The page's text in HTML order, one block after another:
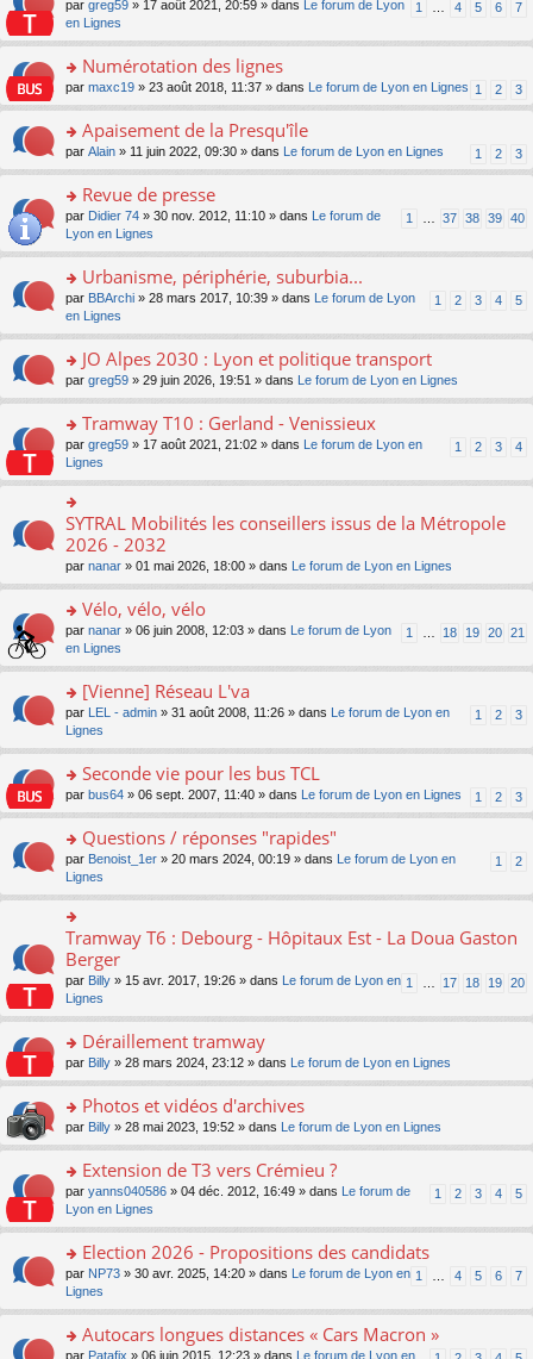
e
nt
u
c
e
nt
o
n
lu
le
u
ré
c
e
a
n
o
n
lu
pl
s
ré
e
le
m
e
s
s
e
n
o
n
le
pl
s
ré
c
e
o
n
s
er
le
m
e
s
g
e
n
o
n
le
s
ré
c
nt
1 4 5 6 7
par greg59 » 17 août 2021, 20:59 » dans
Le forum de Lyon
en Lignes
o
n
ult
er
le
m
e
s
g
e
n
o
n
le
u
s
ré
c
e
nt
Numérotation des lignes
1 2 3
par maxc19 » 23 août 2018, 11:37 » dans Le forum de Lyon en Lignes
o
n
ult
er
le
m
e
s
s
e
n
o
n
le
s
ré
c
e
Apaisement de la Presqu'île
1 2 3
par Alain » 11 juin 2022, 09:30 » dans Le forum de Lyon en Lignes
o
s
er
le
m
e
s
s
e
n
o
n
lu
le
pl
u
s
ré
c
e
nt
Revue de presse
1 37 38 39 40
par Didier 74 » 30 nov. 2012, 11:10 » dans
Le forum de
Lyon en Lignes
o
n
s
er
le
m
e
s
s
g
n
o
n
lu
pl
u
s
ré
c
e
nt
Urbanisme, périphérie, suburbia...
1 2 3 4 5
par BBArchi » 28 mars 2017, 10:39 » dans
Le forum de Lyon
en Lignes
o
n
ult
er
le
m
e
s
s
g
n
o
n
lu
pl
u
s
ré
c
e
JO Alpes 2030 : Lyon et politique transport
par greg59 » 29 juin 2026, 19:51 » dans Le forum de Lyon en Lignes
o
s
ult
er
le
m
e
s
s
g
o
n
lu
le
u
s
ré
c
e
nt
Tramway T10 : Gerland - Venissieux
1 2 3 4
par greg59 » 17 août 2021, 21:02 » dans
Le forum de Lyon en
Lignes
o
n
ult
er
le
m
e
s
a
g
e
n
o
n
pl
u
s
ré
c
e
nt
SYTRAL Mobilités les conseillers issus de la Métropole
2026 - 2032
par nanar » 01 mai 2026, 18:00 » dans Le forum de Lyon en Lignes
o
n
s
er
le
m
e
s
s
e
n
o
n
lu
le
pl
u
s
ré
c
e
nt
Vélo, vélo, vélo
1 18 19 20 21
par nanar » 06 juin 2008, 12:03 » dans
Le forum de Lyon
en Lignes
o
s
er
le
m
e
s
s
g
n
o
n
lu
le
u
s
ré
c
e
[Vienne] Réseau L'va
1 2 3
par LEL - admin » 31 août 2008, 11:26 » dans
Le forum de Lyon en
Lignes
o
n
ult
er
le
m
e
s
g
o
n
lu
pl
u
s
ré
c
e
Seconde vie pour les bus TCL
1 2 3
par bus64 » 06 sept. 2007, 11:40 » dans Le forum de Lyon en Lignes
o
s
ult
er
le
m
e
s
s
a
e
o
n
lu
pl
u
s
ré
c
e
nt
Questions / réponses "rapides"
1 2
par Benoist_1er » 20 mars 2024, 00:19 » dans
Le forum de Lyon en
Lignes
o
n
ult
er
le
m
e
s
a
g
e
n
o
n
pl
u
s
ré
c
Tramway T6 : Debourg - Hôpitaux Est - La Doua Gaston
Berger
1 17 18 19 20
par Billy » 15 avr. 2017, 19:26 » dans
Le forum de Lyon en
Lignes
o
n
ult
er
le
m
e
s
g
e
n
o
n
Déraillement tramway
par Billy » 28 mars 2024, 23:12 » dans Le forum de Lyon en Lignes
o
n
ult
er
le
m
e
s
s
e
Photos et vidéos d'archives
par Billy » 28 mai 2023, 19:52 » dans Le forum de Lyon en Lignes
o
s
er
le
m
e
s
s
Extension de T3 vers Crémieu ?
1 2 3 4 5
par yanns040586 » 04 déc. 2012, 16:49 » dans
Le forum de
Lyon en Lignes
o
s
er
Election 2026 - Propositions des candidats
1 4 5 6 7
par NP73 » 30 avr. 2025, 14:20 » dans
Le forum de Lyon en
Lignes
o
Autocars longues distances « Cars Macron »
par Patafix » 06 juin 2015, 12:23 » dans
Le forum de Lyon en